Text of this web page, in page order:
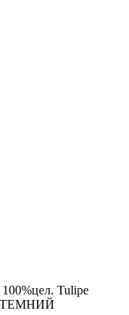
100%цел. Tulipe
ТЕМНИЙ